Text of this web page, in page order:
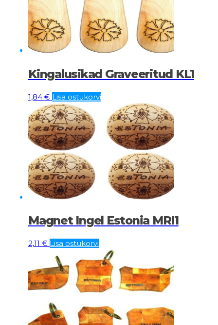
Kingalusikad Graveeritud KL1
1,84 € Lisa ostukorvi
Magnet Ingel Estonia MRI1
2,11 € Lisa ostukorvi